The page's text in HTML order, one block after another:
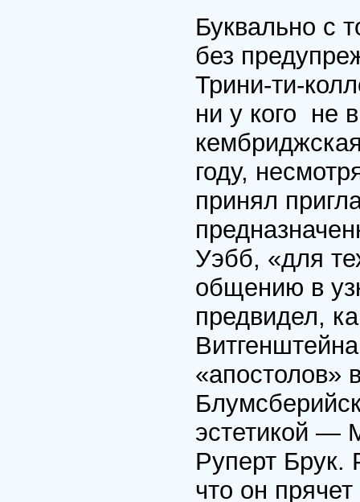
Буквально с
без
Трини-ти-
ни у кого не
году,
принял
Уэбб, «для
общению в
предвидел,
«апостолов»
эстетикой —
Руперт Брук.
что он